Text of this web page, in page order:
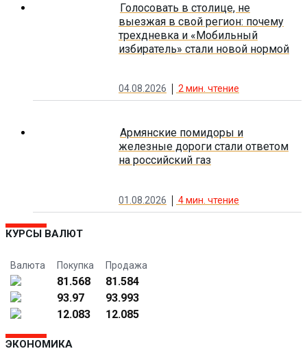
Голосовать в столице, не
выезжая в свой регион: почему
трехдневка и «Мобильный
избиратель» стали новой нормой
04.08.2026 2 мин. чтение
Армянские помидоры и
железные дороги стали ответом
на российский газ
01.08.2026 4мин. чтение
КУРСЫ ВАЛЮТ
Валюта Покупка Продажа
81.568
81.584
93.97
93.993
12.083
12.085
ЭКОНОМИКА